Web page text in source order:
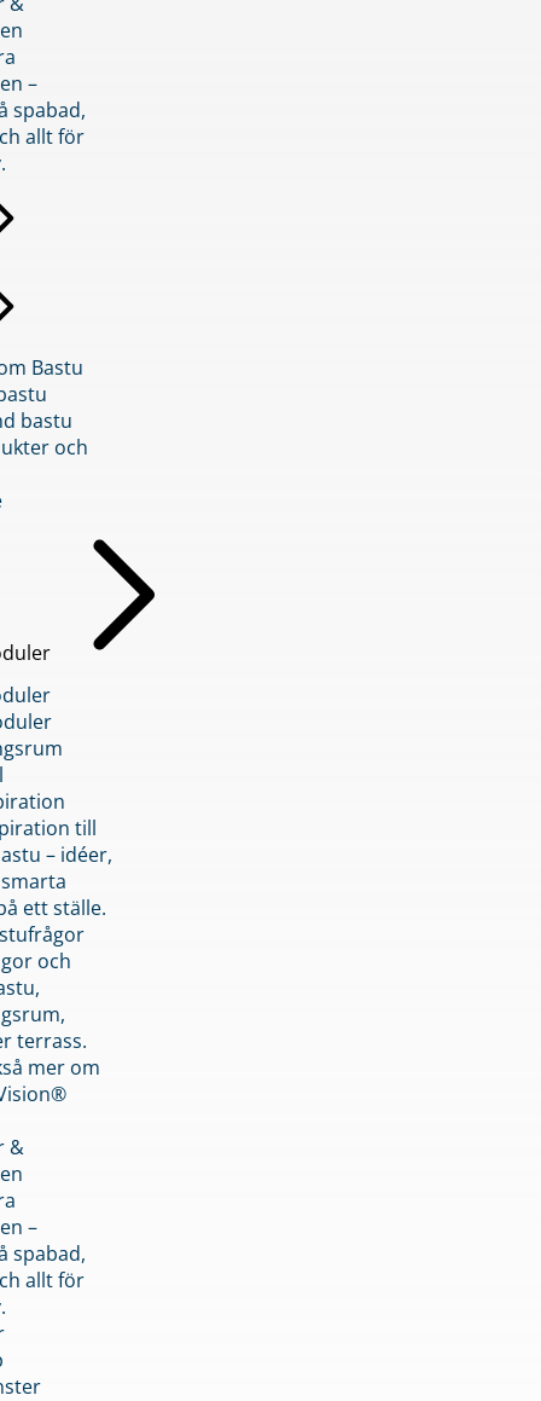
–
spabad,
allt för
Bastu
bastu
och
till
– idéer,
ett ställe.
och
terrass.
mer om
&
–
spabad,
allt för